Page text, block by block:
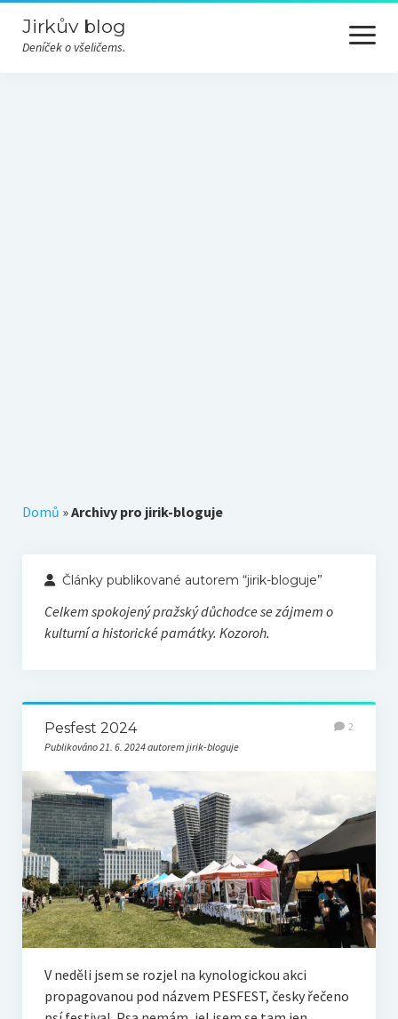
Jirkův blog
Deníček o všeličems.
otevřít
menu
Domů »Archivy pro jirik-bloguje
Články publikované autorem “jirik-bloguje”
Celkem spokojený pražský důchodce se zájmem o
kulturní a historické památky. Kozoroh.
Pesfest 2024
Publikováno 21. 6. 2024 autorem jirik-bloguje
2
V neděli jsem se rozjel na kynologickou akci
propagovanou pod názvem PESFEST, česky řečeno